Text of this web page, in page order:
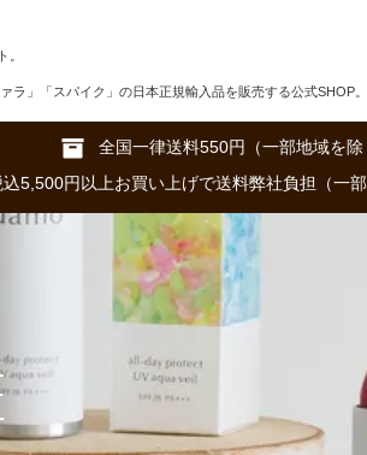
。
ラ」「スパイク」の日本正規輸入品を販売する公式SHOP。
全国一律送料550円（一部地域を除
込5,500円以上お買い上げで送料弊社負担（一部